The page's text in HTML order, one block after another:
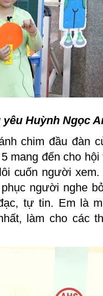
Huỳnh Ngọc
chim đầu đàn
mang đến cho
cuốn người
người nghe
tự tin. Em là
làm cho các